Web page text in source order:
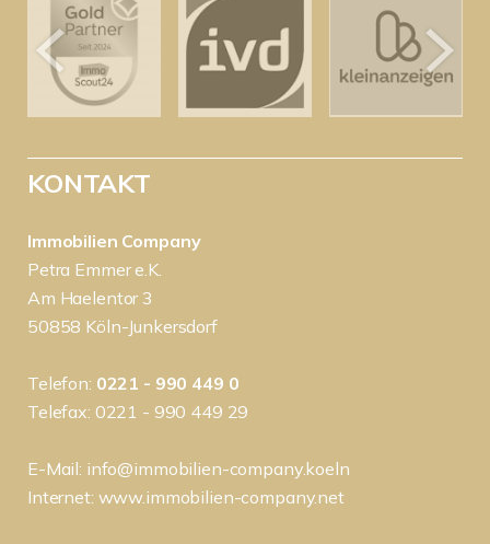
KONTAKT
Immobilien Company
Petra Emmer e.K.
Am Haelentor 3
50858 Köln-Junkersdorf
Telefon: 0221 - 990 449 0
Telefax: 0221 - 990 449 29
E-Mail: info@immobilien-company.koeln
Internet: www.immobilien-company.net